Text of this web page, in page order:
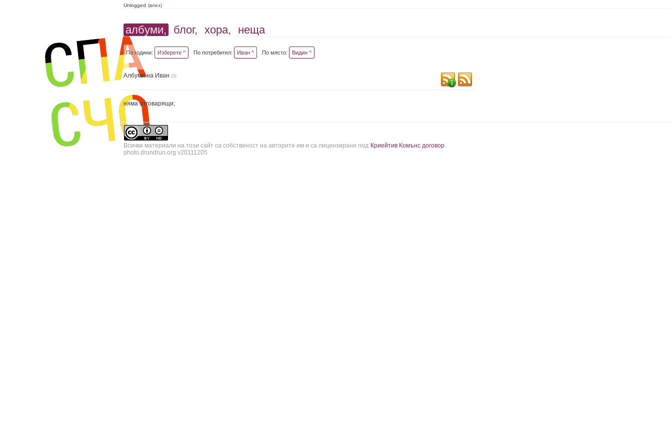
Unlogged (влез)
албуми, блог, хора, неща
По години: Изберете ^ По потребител: Иван ^ По място: Видин ^
Албуми на Иван (0)
няма отговарящи;
Всички материали на този сайт са собственост на авторите им и са лицензирани под Криейтив Комънс договор.
photo.drundrun.org v20111205